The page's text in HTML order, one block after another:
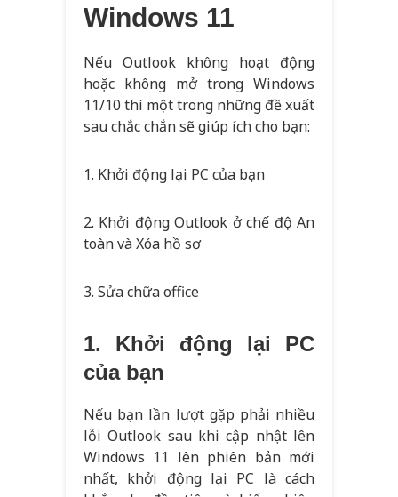
Windows 11
Nếu Outlook không hoạt động
hoặc không mở trong Windows
11/10 thì một trong những đề xuất
sau chắc chắn sẽ giúp ích cho bạn:
1. Khởi động lại PC của bạn
2. Khởi động Outlook ở chế độ An
toàn và Xóa hồ sơ
3. Sửa chữa office
1. Khởi động lại PC
của bạn
Nếu bạn lần lượt gặp phải nhiều
lỗi Outlook sau khi cập nhật lên
Windows 11 lên phiên bản mới
nhất, khởi động lại PC là cách